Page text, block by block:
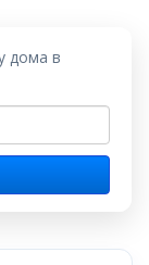
дома в